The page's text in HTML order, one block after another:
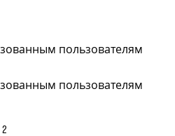
пользователям
пользователям